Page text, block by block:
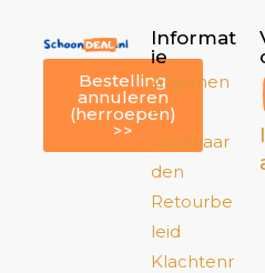
Bestelling
annuleren
(herroepen)
>>
Informat
ie
Algemen
e
voorwaar
den
Retourbe
leid
Klachtenr